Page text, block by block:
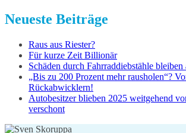
Neueste Beiträge
Raus aus Riester?
Für kurze Zeit Billionär
Schäden durch Fahrraddiebstähle
„Bis zu 200 Prozent mehr rausholen“?
Rückabwicklern!
Autobesitzer blieben 2025 weitgehend
verschont